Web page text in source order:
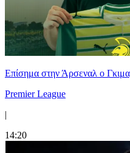
Επίσημα στην Άρσεναλ ο
Premier League
|
14:20